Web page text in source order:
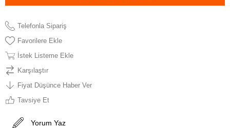
Telefonla Sipariş
Favorilere Ekle
İstek Listeme Ekle
Karşılaştır
Fiyat Düşünce Haber Ver
Tavsiye Et
Yorum Yaz